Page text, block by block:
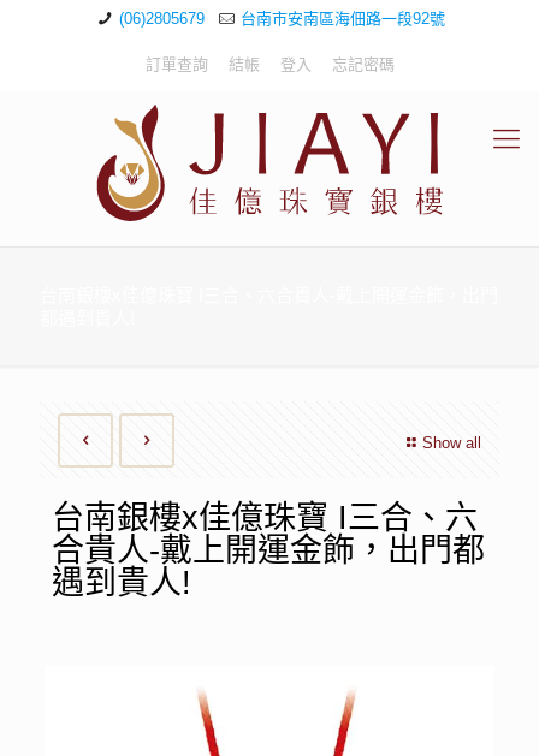
(06)2805679 台南市安南區海佃路一段92號
訂單查詢 結帳 登入 忘記密碼
Show all
台南銀樓x佳億珠寶 I三合、六
合貴人-戴上開運金飾，出門都
遇到貴人!